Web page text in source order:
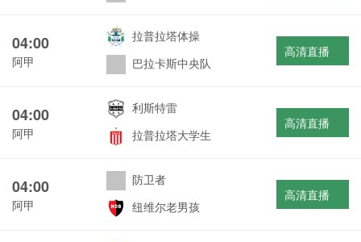
04:00
阿甲
拉普拉塔体操
巴拉卡斯中央队
高清直播
04:00
阿甲
利斯特雷
拉普拉塔大学生
高清直播
04:00
阿甲
防卫者
纽维尔老男孩
高清直播